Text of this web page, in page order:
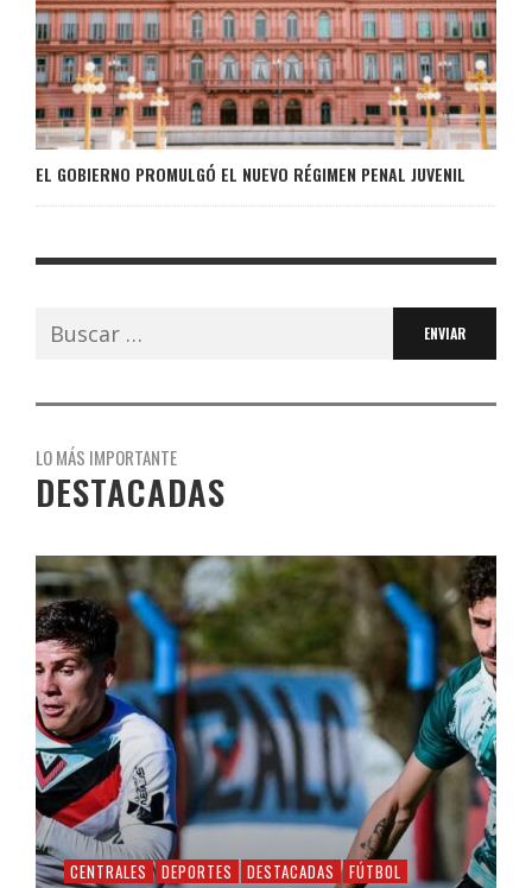
EL GOBIERNO PROMULGÓ EL NUEVO RÉGIMEN PENAL JUVENIL
Buscar:
LO MÁS IMPORTANTE
DESTACADAS
CENTRALES DEPORTES DESTACADAS FÚTBOL